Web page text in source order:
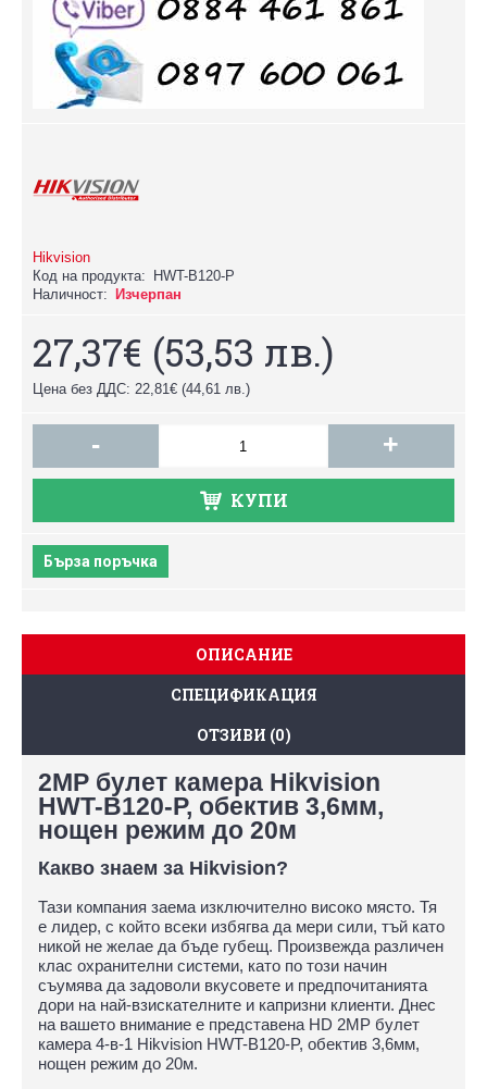
Hikvision
Код на продукта:
HWT-B120-P
Наличност:
Изчерпан
27,37€ (53,53 лв.)
Цена без ДДС: 22,81€ (44,61 лв.)
- +
КУПИ
Бърза поръчка
ОПИСАНИЕ
СПЕЦИФИКАЦИЯ
ОТЗИВИ (0)
2MP булет камера Hikvision
HWT-B120-P, обектив 3,6мм,
нощен режим до 20м
Какво знаем за Hikvision?
Тази компания заема изключително високо място. Тя
е лидер, с който всеки избягва да мери сили, тъй като
никой не желае да бъде губещ. Произвежда различен
клас охранителни системи, като по този начин
съумява да задоволи вкусовете и предпочитанията
дори на най-взискателните и капризни клиенти. Днес
на вашето внимание е представена HD 2MP булет
камера 4-в-1 Hikvision HWT-B120-P, обектив 3,6мм,
нощен режим до 20м.